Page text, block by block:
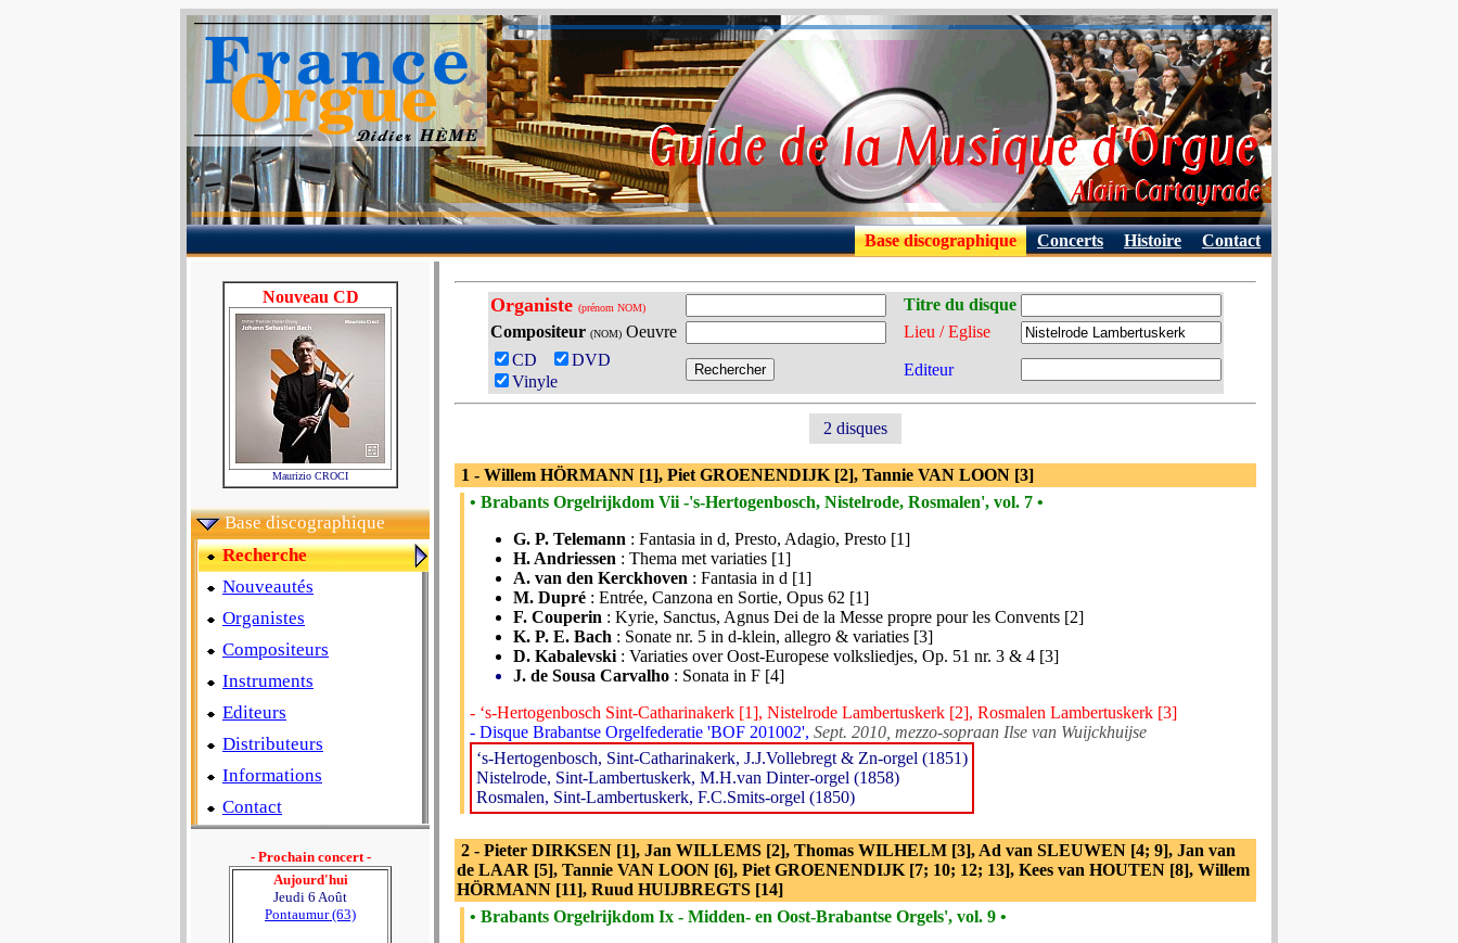
Base discographique Concerts Histoire Contact
Nouveau CD
Maurizio CROCI
Base discographique
Recherche
Nouveautés
Organistes
Compositeurs
Instruments
Editeurs
Distributeurs
Informations
Contact
- Prochain concert -
Aujourd'hui
Jeudi 6 Août
Pontaumur (63)
Organiste (prénom NOM)
Titre du disque
Compositeur (NOM)Oeuvre
Lieu / Eglise
CD
DVD
Vinyle
Editeur
2 disques
1 - Willem HÖRMANN [1], Piet GROENENDIJK [2], Tannie VAN LOON [3]
• Brabants Orgelrijkdom Vii -'s-Hertogenbosch, Nistelrode, Rosmalen', vol. 7 •
G. P. Telemann : Fantasia in d, Presto, Adagio, Presto [1]
H. Andriessen : Thema met variaties [1]
A. van den Kerckhoven : Fantasia in d [1]
M. Dupré : Entrée, Canzona en Sortie, Opus 62 [1]
F. Couperin : Kyrie, Sanctus, Agnus Dei de la Messe propre pour les Convents [2]
K. P. E. Bach : Sonate nr. 5 in d-klein, allegro & variaties [3]
D. Kabalevski : Variaties over Oost-Europese volksliedjes, Op. 51 nr. 3 & 4 [3]
J. de Sousa Carvalho : Sonata in F [4]
- ‘s-Hertogenbosch Sint-Catharinakerk [1], Nistelrode Lambertuskerk [2], Rosmalen Lambertuskerk [3]
- Disque Brabantse Orgelfederatie 'BOF 201002', Sept. 2010, mezzo-sopraan Ilse van Wuijckhuijse
‘s-Hertogenbosch, Sint-Catharinakerk, J.J.Vollebregt & Zn-orgel (1851)
Nistelrode, Sint-Lambertuskerk, M.H.van Dinter-orgel (1858)
Rosmalen, Sint-Lambertuskerk, F.C.Smits-orgel (1850)
2 - Pieter DIRKSEN [1], Jan WILLEMS [2], Thomas WILHELM [3], Ad van SLEUWEN [4; 9], Jan van
de LAAR [5], Tannie VAN LOON [6], Piet GROENENDIJK [7; 10; 12; 13], Kees van HOUTEN [8], Willem
HÖRMANN [11], Ruud HUIJBREGTS [14]
• Brabants Orgelrijkdom Ix - Midden- en Oost-Brabantse Orgels', vol. 9 •